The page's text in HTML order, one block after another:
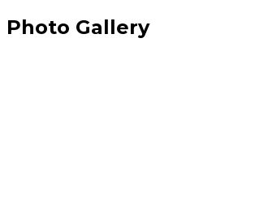
Photo Gallery